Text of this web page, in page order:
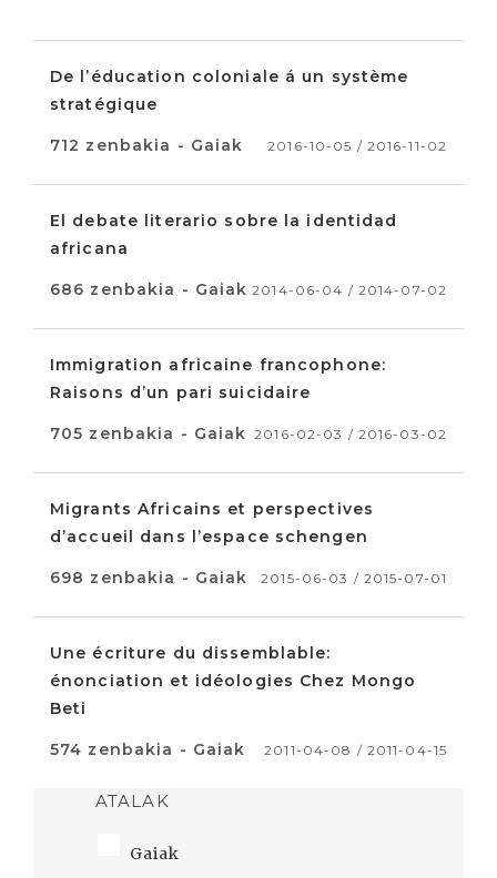
De l’éducation coloniale á un système
stratégique
712 zenbakia - Gaiak 2016-10-05 / 2016-11-02
El debate literario sobre la identidad
africana
686 zenbakia - Gaiak 2014-06-04 / 2014-07-02
Immigration africaine francophone:
Raisons d’un pari suicidaire
705 zenbakia - Gaiak 2016-02-03 / 2016-03-02
Migrants Africains et perspectives
d’accueil dans l’espace schengen
698 zenbakia - Gaiak 2015-06-03 / 2015-07-01
Une écriture du dissemblable:
énonciation et idéologies Chez Mongo
Beti
574 zenbakia - Gaiak 2011-04-08 / 2011-04-15
ATALAK
Gaiak